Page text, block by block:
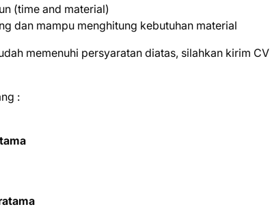
(time and material)
dan mampu menghitung kebutuhan material
mеmеnuhі реrѕуаrаtаn dіаtаѕ, ѕіlаhkаn kіrіm CV
: